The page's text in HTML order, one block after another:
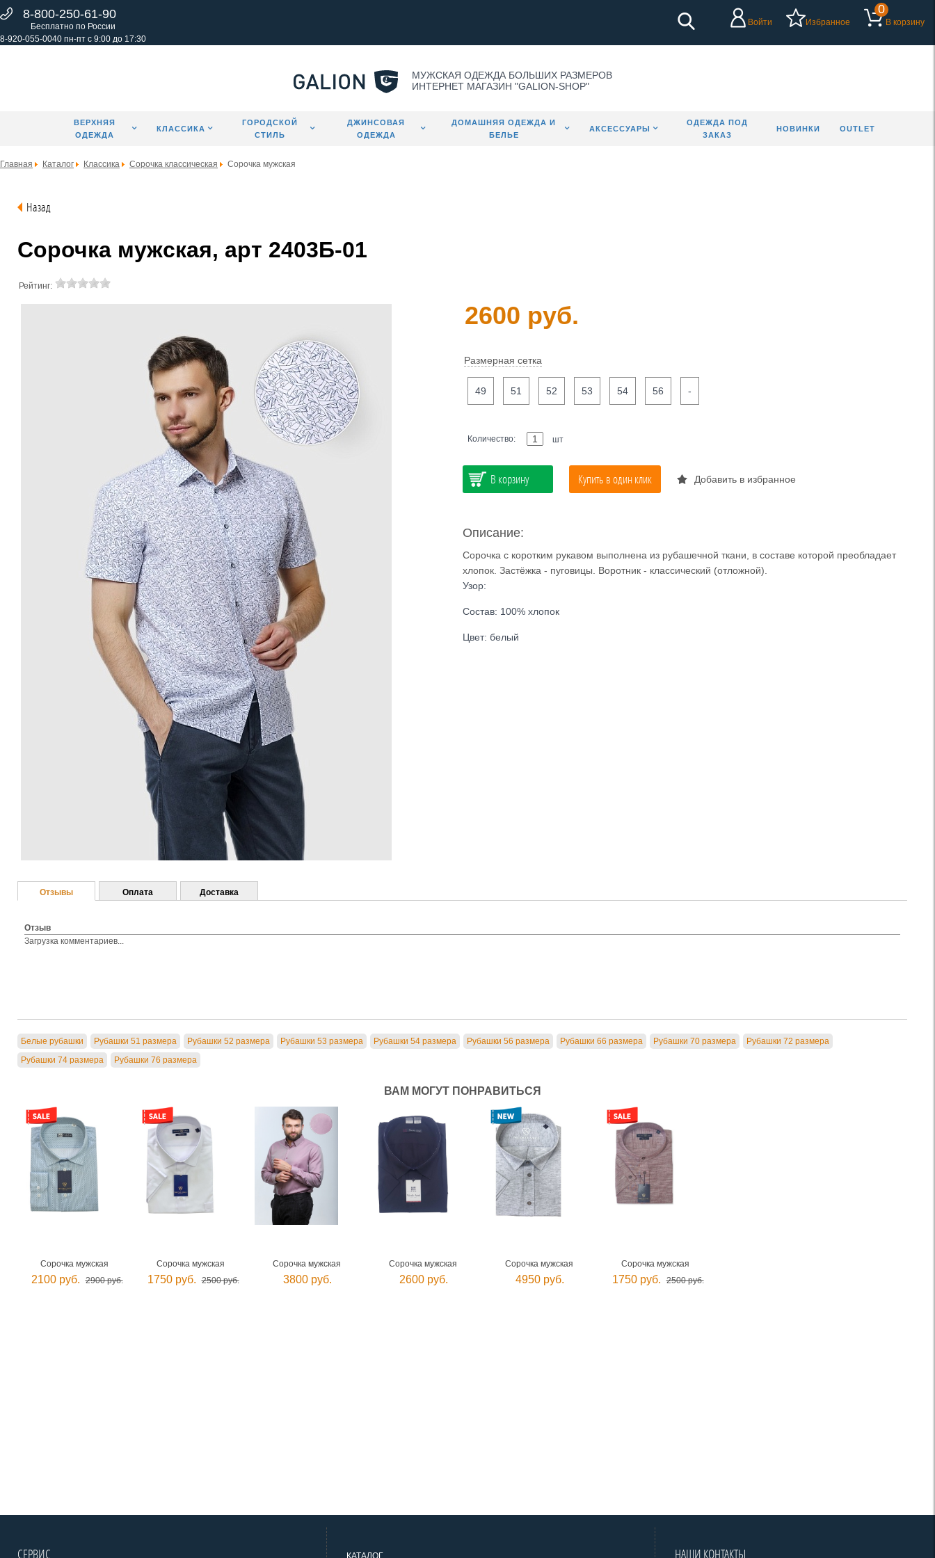
8-800-250-61-90
Бесплатно по России
8-920-055-0040 пн-пт с 9:00 до 17:30
Войти Избранное
0
В корзину
МУЖСКАЯ ОДЕЖДА БОЛЬШИХ РАЗМЕРОВ
ИНТЕРНЕТ МАГАЗИН "GALION-SHOP"
ВЕРХНЯЯ
ОДЕЖДА
КЛАССИКА
ГОРОДСКОЙ
СТИЛЬ
ДЖИНСОВАЯ
ОДЕЖДА
ДОМАШНЯЯ ОДЕЖДА И
БЕЛЬЕ
АКСЕССУАРЫ
ОДЕЖДА ПОД
ЗАКАЗ
НОВИНКИ OUTLET
Главная Каталог Классика Сорочка классическая Сорочка мужская
Назад
Сорочка мужская, арт 2403Б-01
Рейтинг:
2600 руб.
Размерная сетка
49 51 52 53 54 56 -
Количество: шт
В корзину Купить в один клик Добавить в избранное
Описание:
Сорочка с коротким рукавом выполнена из рубашечной ткани, в составе которой преобладает
хлопок. Застёжка - пуговицы. Воротник - классический (отложной).
Узор:
Состав: 100% хлопок
Цвет: белый
Отзывы
Отзыв
Загрузка комментариев...
Оплата Доставка
Белые рубашки Рубашки 51 размера Рубашки 52 размера Рубашки 53 размера Рубашки 54 размера Рубашки 56 размера Рубашки 66 размера Рубашки 70 размера
Рубашки 72 размера
Рубашки 74 размера
Рубашки 76 размера
ВАМ МОГУТ ПОНРАВИТЬСЯ
Сорочка мужская
2100 руб. 2900 руб.
Сорочка мужская
1750 руб. 2500 руб.
Сорочка мужская
3800 руб.
Сорочка мужская
2600 руб.
Сорочка мужская
4950 руб.
Сорочка мужская
1750 руб. 2500 руб.
СЕРВИС КАТАЛОГ НАШИ КОНТАКТЫ